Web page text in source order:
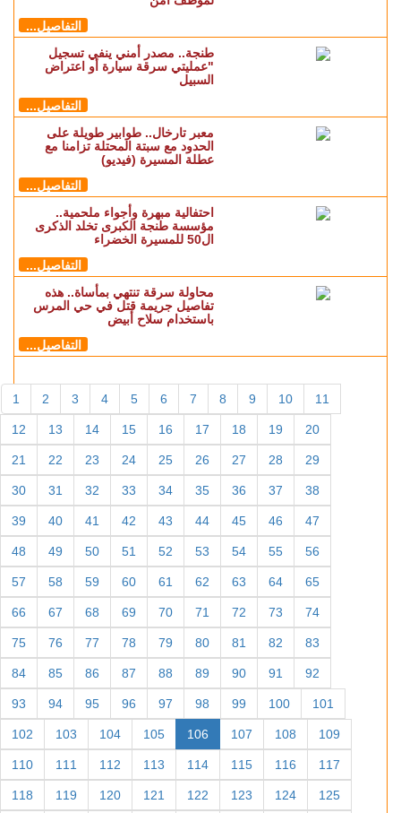
التفاصيل...
طنجة.. مصدر أمني ينفي تسجيل
"عمليتي سرقة سيارة أو اعتراض
السبيل
التفاصيل...
معبر تارخال.. طوابير طويلة على
الحدود مع سبتة المحتلة تزامنا مع
عطلة المسيرة (فيديو)
التفاصيل...
احتفالية مبهرة وأجواء ملحمية..
مؤسسة طنجة الكبرى تخلد الذكرى
ال50 للمسيرة الخضراء
التفاصيل...
محاولة سرقة تنتهي بمأساة.. هذه
تفاصيل جريمة قتل في حي المرس
باستخدام سلاح أبيض
التفاصيل...
1 2 3 4 5 6 7 8 9 10 11
12 13 14 15 16 17 18 19 20
21 22 23 24 25 26 27 28 29
30 31 32 33 34 35 36 37 38
39 40 41 42 43 44 45 46 47
48 49 50 51 52 53 54 55 56
57 58 59 60 61 62 63 64 65
66 67 68 69 70 71 72 73 74
75 76 77 78 79 80 81 82 83
84 85 86 87 88 89 90 91 92
93 94 95 96 97 98 99 100 101
102 103 104 105 106 107 108 109
110 111 112 113 114 115 116 117
118 119 120 121 122 123 124 125